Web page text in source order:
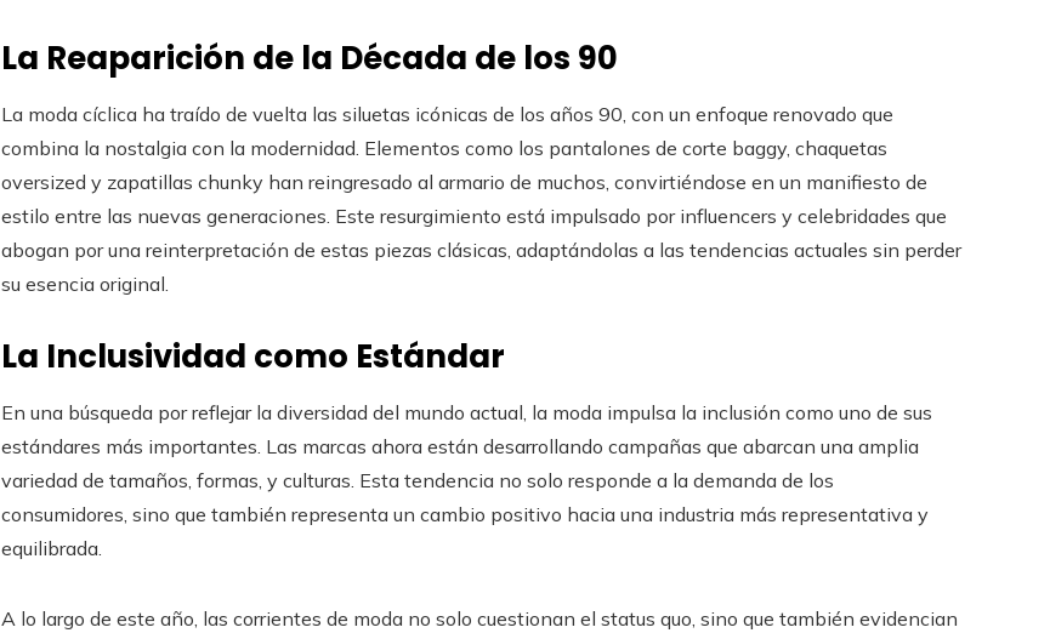
La Reaparición de la Década de los 90
La moda cíclica ha traído de vuelta las siluetas icónicas de los años 90, con un enfoque renovado que
combina la nostalgia con la modernidad. Elementos como los pantalones de corte baggy, chaquetas
oversized y zapatillas chunky han reingresado al armario de muchos, convirtiéndose en un manifiesto de
estilo entre las nuevas generaciones. Este resurgimiento está impulsado por influencers y celebridades que
abogan por una reinterpretación de estas piezas clásicas, adaptándolas a las tendencias actuales sin perder
su esencia original.
La Inclusividad como Estándar
En una búsqueda por reflejar la diversidad del mundo actual, la moda impulsa la inclusión como uno de sus
estándares más importantes. Las marcas ahora están desarrollando campañas que abarcan una amplia
variedad de tamaños, formas, y culturas. Esta tendencia no solo responde a la demanda de los
consumidores, sino que también representa un cambio positivo hacia una industria más representativa y
equilibrada.
A lo largo de este año, las corrientes de moda no solo cuestionan el status quo, sino que también evidencian